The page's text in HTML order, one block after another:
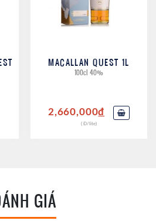
MACALLAN QUEST 1L
100cl 40%
2,660,000đ
( Đ/lite)
GIÁ